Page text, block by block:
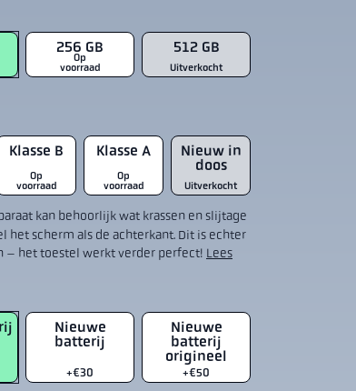
256 GB
Op
voorraad
512 GB
Uitverkocht
Klasse B
Op
voorraad
Klasse A
Op
voorraad
Nieuw in
doos
Uitverkocht
kan behoorlijk wat krassen en slijtage
het scherm als de achterkant. Dit is echter
– het toestel werkt verder perfect! Lees
Nieuwe
batterij
+€30
Nieuwe
batterij
origineel
+€50